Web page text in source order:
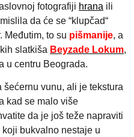
fotografiji hrana ili
da će se “klupčad“
Međutim, to su pišmanije, a
slatkiša Beyzade Lokum,
u centru Beograda.
vunu, ali je tekstura
kad se malo više
da je još teže napraviti
bukvalno nestaje u